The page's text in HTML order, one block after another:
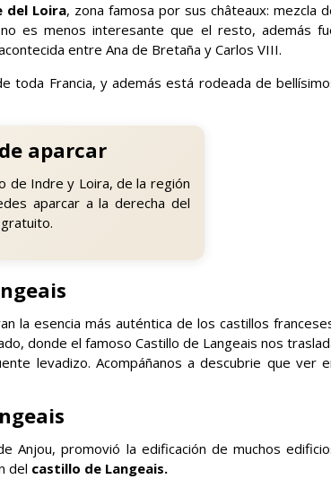
del Loira, zona famosa por sus châteaux: mezcla
es menos interesante que el resto, además
entre Ana de Bretaña y Carlos VIII.
toda Francia, y además está rodeada de
aparcar
de Indre y Loira, de la región
aparcar a la derecha del
la esencia más auténtica de los castillos
donde el famoso Castillo de Langeais nos
levadizo. Acompáñanos a descubrie que ver
Anjou, promovió la edificación de muchos
del castillo de Langeais.